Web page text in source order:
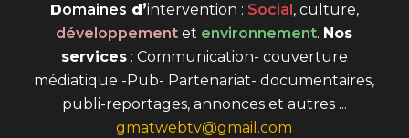
Domaines d’intervention : Social , culture,
développement et environnement. Nos
services: Communication- couverture
médiatique -Pub- Partenariat- documentaires,
publi-reportages, annonces et autres ...
gmatwebtv@gmail.com